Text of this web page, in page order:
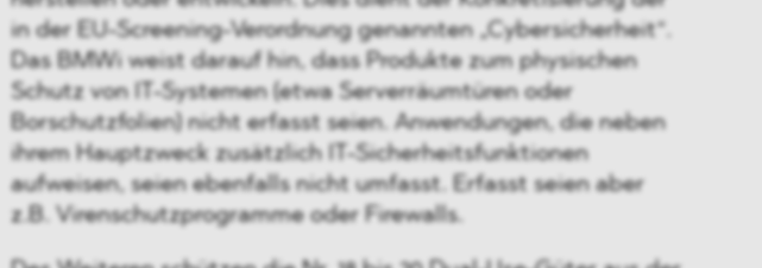
in der EU-Screening-Verordnung genannten „Cybersicherheit“.
Das BMWi weist darauf hin, dass Produkte zum physischen
Schutz von IT-Systemen (etwa Serverräumtüren oder
Borschutzfolien) nicht erfasst seien. Anwendungen, die neben
ihrem Hauptzweck zusätzlich IT-Sicherheitsfunktionen
aufweisen, seien ebenfalls nicht umfasst. Erfasst seien aber
z.B. Virenschutzprogramme oder Firewalls.